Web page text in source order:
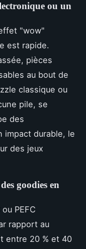
ou un
"wow"
est rapide.
pièces
au bout de
classique ou
pile, se
des
impact durable, le
des jeux
goodies en
PEFC
rapport au
entre 20 % et 40